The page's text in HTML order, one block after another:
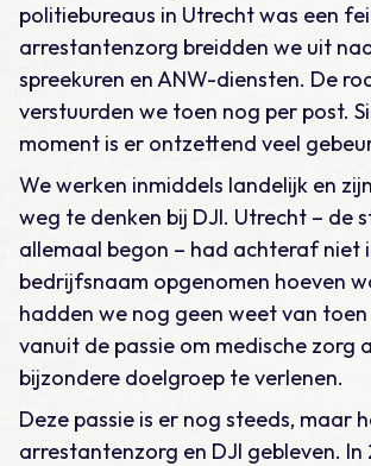
politiebureaus in Utrecht was een
arrestantenzorg breidden we uit
spreekuren en ANW-diensten. De
verstuurden we toen nog per post.
moment is er ontzettend veel
We werken inmiddels landelijk en
weg te denken bij DJI. Utrecht – de
allemaal begon – had achteraf niet
bedrijfsnaam opgenomen hoeven
hadden we nog geen weet van
vanuit de passie om medische zorg
bijzondere doelgroep te verlenen.
Deze passie is er nog steeds, maar
arrestantenzorg en DJI gebleven. In